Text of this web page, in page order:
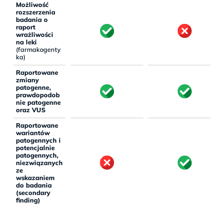
Możliwość
rozszerzenia
badania o
raport
wrażliwości
na leki
(farmakogenty
ka)
Raportowane
zmiany
patogenne,
prawdopodob
nie patogenne
oraz VUS
Raportowane
wariantów
patogennych i
potencjalnie
patogennych,
niezwiązanych
ze
wskazaniem
do badania
(secondary
finding)